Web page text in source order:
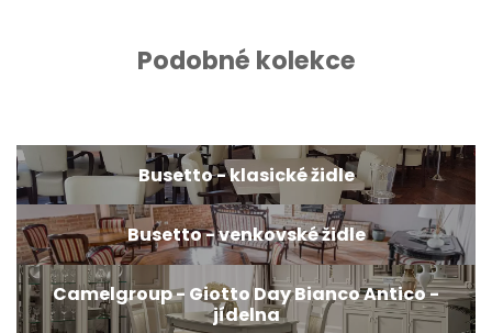
Podobné kolekce
Busetto - klasické židle
Busetto - venkovské židle
Camelgroup - Giotto Day Bianco Antico -
jídelna